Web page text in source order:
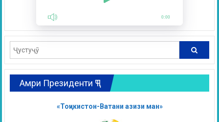
0:00
Амри Президенти ҶТ
«Тоҷикистон-Ватани азизи ман»